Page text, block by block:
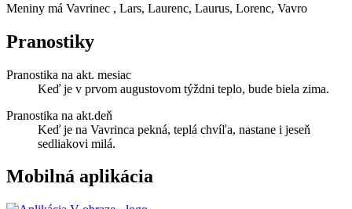
Meniny má Vavrinec , Lars, Laurenc, Laurus, Lorenc, Vavro
Pranostiky
Pranostika na akt. mesiac
Keď je v prvom augustovom týždni teplo, bude biela zima.
Pranostika na akt.deň
Keď je na Vavrinca pekná, teplá chvíľa, nastane i jeseň
sedliakovi milá.
Mobilná aplikácia